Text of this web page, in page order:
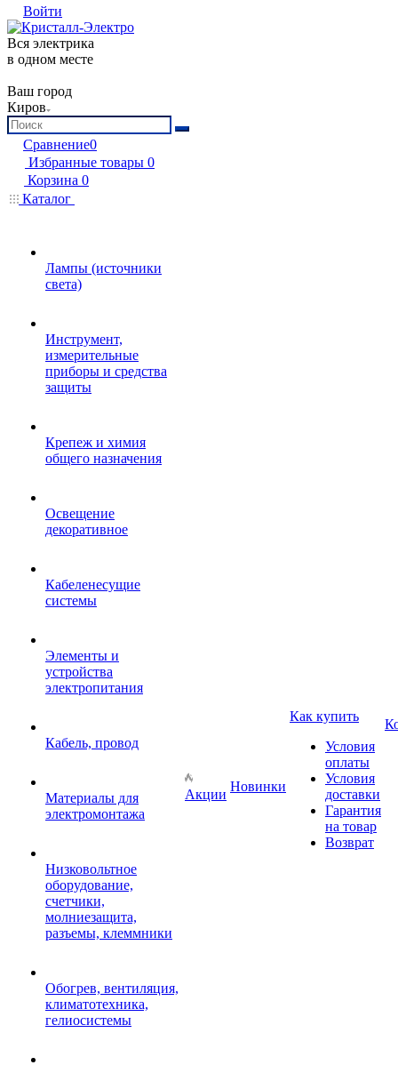
Войти
Вся электрика
в одном месте
Ваш город
Киров
Сравнение0
Избранные товары 0
Корзина 0
Каталог
Лампы (источники
света)
Инструмент,
измерительные
приборы и средства
защиты
Крепеж и химия
общего назначения
Освещение
декоративное
Кабеленесущие
системы
Элементы и
устройства
электропитания
Кабель, провод
Материалы для
электромонтажа
Низковольтное
оборудование,
счетчики,
молниезащита,
разъемы, клеммники
Обогрев, вентиляция,
климатотехника,
гелиосистемы
Акции
Новинки
Как купить
Условия
оплаты
Условия
доставки
Гарантия
на товар
Возврат